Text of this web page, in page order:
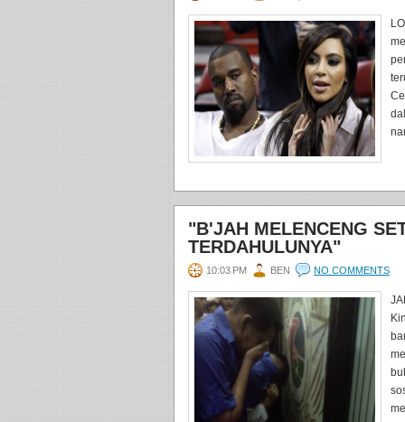
"B'JAH MELENCENG
TERDAHULUNYA"
10:03 PM BEN NO COMMENTS